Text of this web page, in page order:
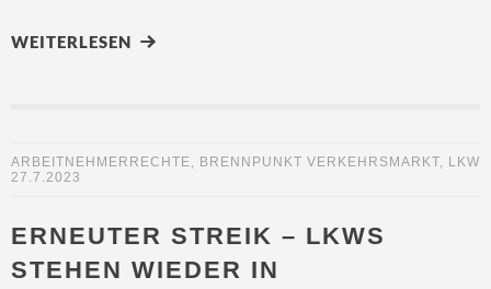
WEITERLESEN
ARBEITNEHMERRECHTE, BRENNPUNKT VERKEHRSMARKT, LKW
27.7.2023
ERNEUTER STREIK – LKWS
STEHEN WIEDER IN